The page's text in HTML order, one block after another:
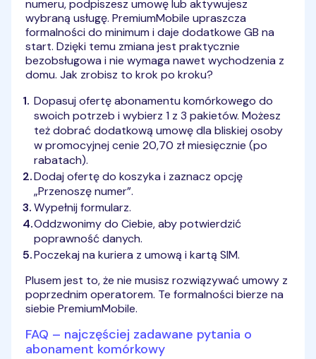
numeru, podpiszesz umowę lub aktywujesz
wybraną usługę. PremiumMobile upraszcza
formalności do minimum i daje dodatkowe GB na
start. Dzięki temu zmiana jest praktycznie
bezobsługowa i nie wymaga nawet wychodzenia z
domu. Jak zrobisz to krok po kroku?
Dopasuj ofertę abonamentu komórkowego do
swoich potrzeb i wybierz 1 z 3 pakietów. Możesz
też dobrać dodatkową umowę dla bliskiej osoby
w promocyjnej cenie 20,70 zł miesięcznie (po
rabatach).
Dodaj ofertę do koszyka i zaznacz opcję
„Przenoszę numer”.
Wypełnij formularz.
Oddzwonimy do Ciebie, aby potwierdzić
poprawność danych.
Poczekaj na kuriera z umową i kartą SIM.
Plusem jest to, że nie musisz rozwiązywać umowy z
poprzednim operatorem. Te formalności bierze na
siebie PremiumMobile.
FAQ – najczęściej zadawane pytania o
abonament komórkowy